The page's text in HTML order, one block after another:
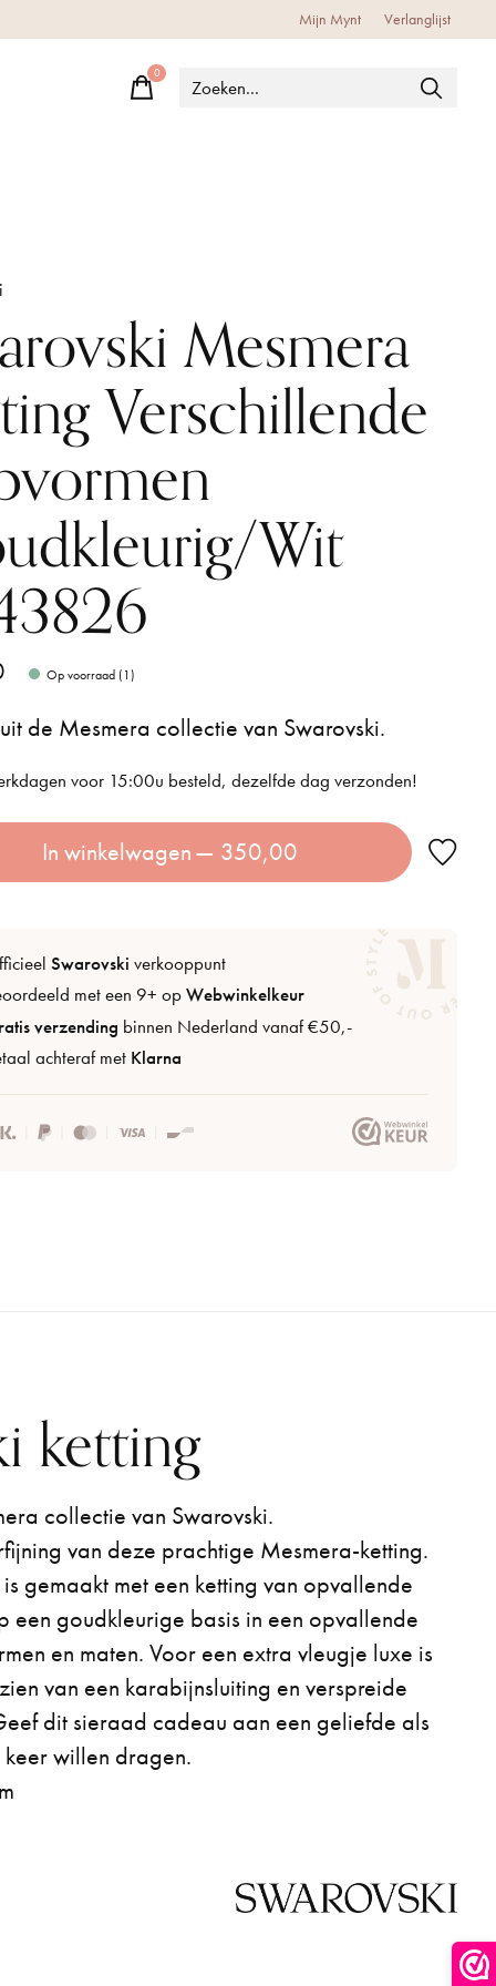
Mijn Mynt Verlanglijst
0items
Mesmera
Verschillende
Wit
Op voorraad (1)
de Mesmera collectie van Swarovski.
voor 15:00u besteld, dezelfde dag verzonden!
In winkelwagen — 350,00
Swarovski verkooppunt
met een 9+ opWebwinkelkeur
verzending binnen Nederland vanaf €50,-
achteraf met Klarna
ketting
collectie van Swarovski.
van deze prachtige Mesmera-ketting.
gemaakt met een ketting van opvallende
een goudkleurige basis in een opvallende
en maten. Voor een extra vleugje luxe is
van een karabijnsluiting en verspreide
dit sieraad cadeau aan een geliefde als
willen dragen.